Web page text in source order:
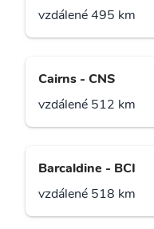
vzdálené 495 km
Cairns - CNS
vzdálené 512 km
Barcaldine - BCI
vzdálené 518 km